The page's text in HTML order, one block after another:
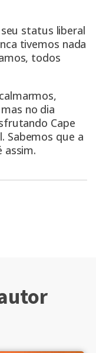
status liberal
tivemos nada
todos
no dia
Cape
Sabemos que a
assim.